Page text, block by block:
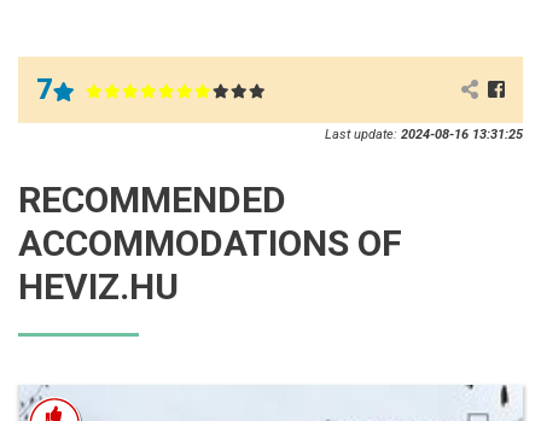
7
Last update: 2024-08-16 13:31:25
RECOMMENDED
ACCOMMODATIONS OF
HEVIZ.HU